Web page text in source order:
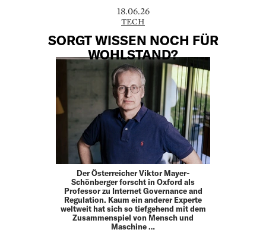
18.06.26
TECH
SORGT WISSEN NOCH FÜR
WOHLSTAND?
Der Österreicher Viktor Mayer-
Schönberger forscht in Oxford als
Professor zu Internet Governance and
Regulation. Kaum ein anderer Experte
weltweit hat sich so tiefgehend mit dem
Zusammenspiel von Mensch und
Maschine …